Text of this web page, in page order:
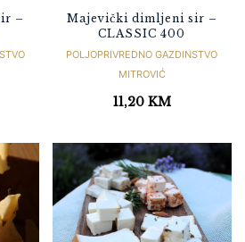
–
Majevički dimljeni sir –
CLASSIC 400
POLJOPRIVREDNO GAZDINSTVO
MITROVIĆ
11,20 KM